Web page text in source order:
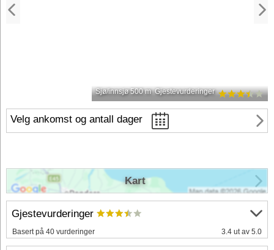
Sjø/innsjø 500 m Gjestevurderinger
Velg ankomst og antall dager
Gjestevurderinger
Basert på 40 vurderinger 3.4 ut av 5.0
Kart